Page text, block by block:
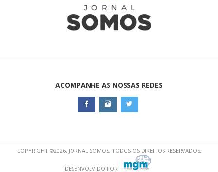
ACOMPANHE AS NOSSAS REDES
COPYRIGHT ©2026, JORNAL SOMOS. TODOS OS DIREITOS RESERVADOS.
DESENVOLVIDO POR